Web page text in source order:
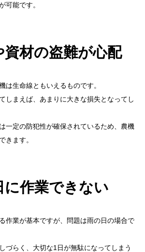
可能です。
資材の盗難が心配
は生命線ともいえるものです。
しまえば、あまりに大きな損失となってし
一定の防犯性が確保されているため、農機
きます。
に作業できない
作業が基本ですが、問題は雨の日の場合で
づらく、大切な1日が無駄になってしまう